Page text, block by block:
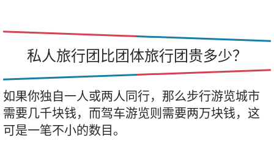
私人旅行团比团体旅行团贵多少？
如果你独自一人或两人同行，那么步行游览城市
需要几千块钱，而驾车游览则需要两万块钱，这
可是一笔不小的数目。